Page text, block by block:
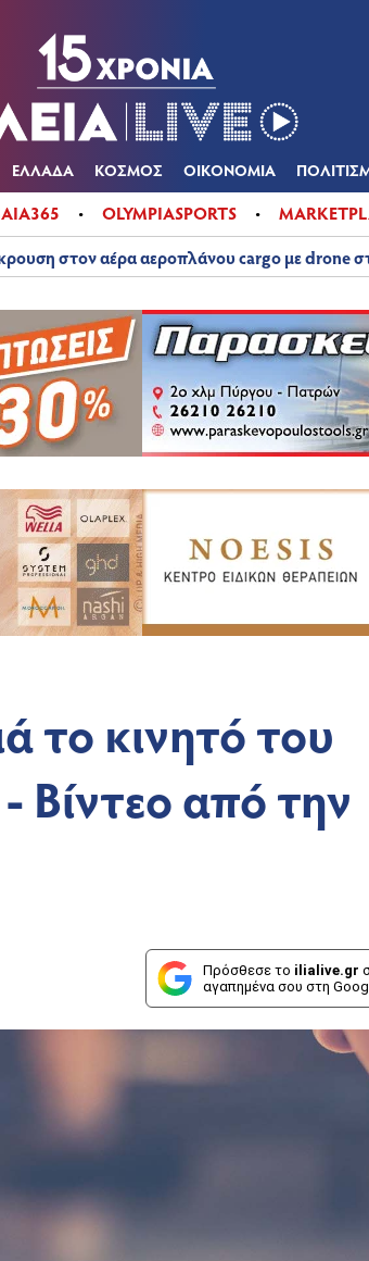
ΕΛΛΑΔΑ ΚΟΣΜΟΣ ΟΙΚΟΝΟΜΙΑ
OLYMPIASPORTS
στον αέρα αεροπλάνου cargo με drone
το κινητό του
Βίντεο από την
Πρόσθεσε το ilialive.gr
αγαπημένα σου στη